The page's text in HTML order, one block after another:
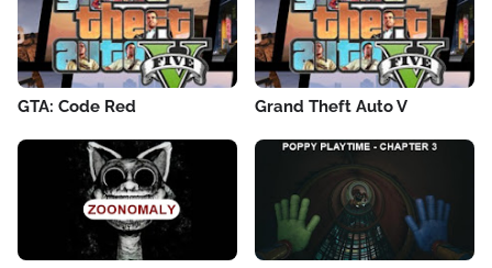
GTA: Code Red Grand Theft Auto V